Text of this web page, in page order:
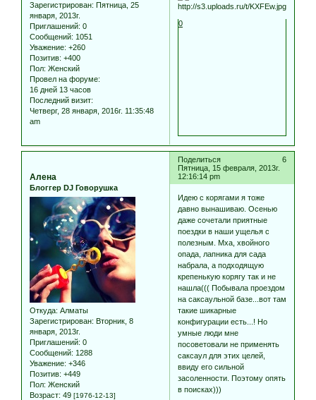
Зарегистрирован: Пятница, 25
января, 2013г.
Приглашений: 0
Сообщений: 1051
Уважение: +260
Позитив: +400
Пол: Женский
Провел на форуме:
16 дней 13 часов
Последний визит:
Четверг, 28 января, 2016г. 11:35:48
am
0
Поделиться
6
Пятница, 15 февраля, 2013г.
12:16:14 pm
Алена
Блоггер DJ Говорушка
Откуда: Алматы
Зарегистрирован: Вторник, 8
января, 2013г.
Приглашений: 0
Сообщений: 1288
Уважение: +346
Позитив: +449
Пол: Женский
Возраст: 49 [1976-12-13]
Идею с корягами я тоже
давно вынашиваю. Осенью
даже сочетали приятные
поездки в наши ущелья с
полезным. Мха, хвойного
опада, лапника для сада
набрала, а подходящую
крепенькую корягу так и не
нашла((( Побывала проездом
на саксаульной базе...вот там
такие шикарные
конфигурации есть...! Но
умные люди мне
посоветовали не применять
саксаул для этих целей,
ввиду его сильной
засоленности. Поэтому опять
в поисках)))